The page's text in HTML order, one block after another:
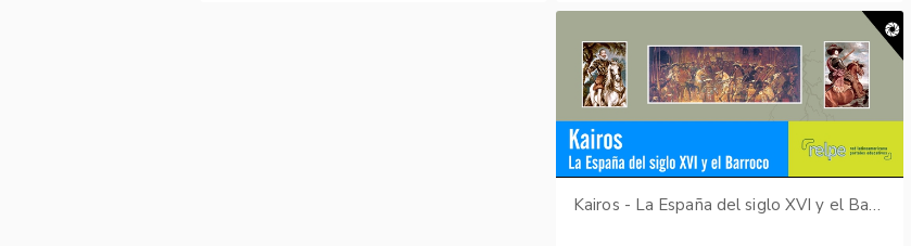
Kairos - La España del siglo XVI y el Barroco